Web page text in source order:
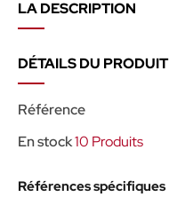
LA DESCRIPTION
DÉTAILS DU PRODUIT
Référence
En stock10 Produits
Références spécifiques